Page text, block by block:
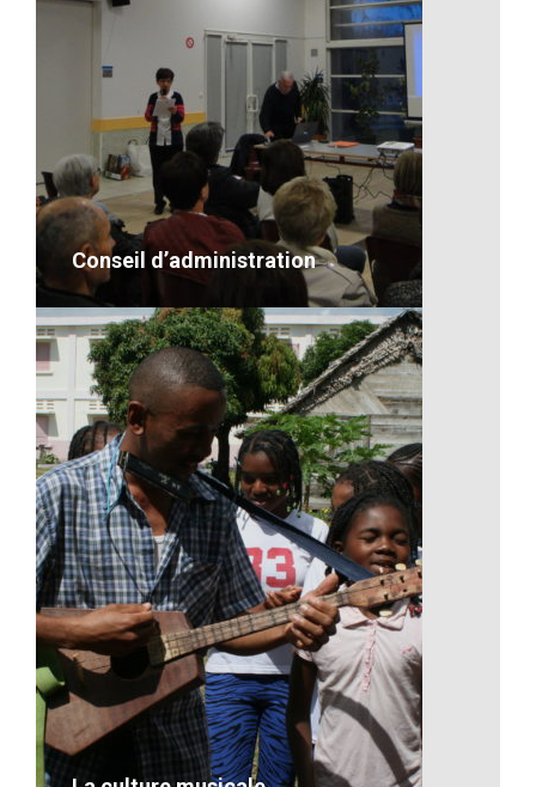
Les temps libre entre amis
VOIR LE DÉTAIL
Conseil d’administration
Conseil d’administration
VOIR LE DÉTAIL